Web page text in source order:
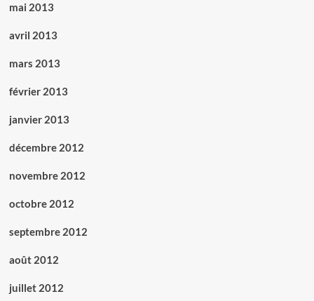
mai 2013
avril 2013
mars 2013
février 2013
janvier 2013
décembre 2012
novembre 2012
octobre 2012
septembre 2012
août 2012
juillet 2012